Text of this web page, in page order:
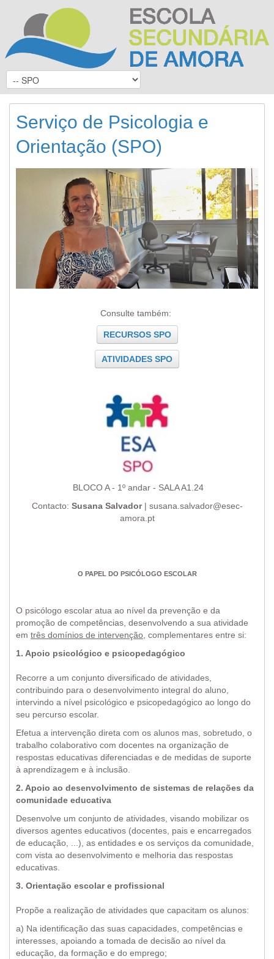
Serviço de Psicologia e
Orientação (SPO)
Consulte também:
RECURSOS SPO
ATIVIDADES SPO
BLOCO A - 1º andar - SALA A1.24
Contacto: Susana Salvador| susana.salvador@esec-
amora.pt
O PAPEL DO PSICÓLOGO ESCOLAR
O psicólogo escolar atua ao nível da prevenção e da
promoção de competências, desenvolvendo a sua atividade
em três domínios de intervenção , complementares entre si:
1. Apoio psicológico e psicopedagógico
Recorre a um conjunto diversificado de atividades,
contribuindo para o desenvolvimento integral do aluno,
intervindo a nível psicológico e psicopedagógico ao longo do
seu percurso escolar.
Efetua a intervenção direta com os alunos mas, sobretudo, o
trabalho colaborativo com docentes na organização de
respostas educativas diferenciadas e de medidas de suporte
à aprendizagem e à inclusão.
2. Apoio ao desenvolvimento de sistemas de relações da
comunidade educativa
Desenvolve um conjunto de atividades, visando mobilizar os
diversos agentes educativos (docentes, pais e encarregados
de educação, ...), as entidades e os serviços da comunidade,
com vista ao desenvolvimento e melhoria das respostas
educativas.
3. Orientação escolar e profissional
Propõe a realização de atividades que capacitam os alunos:
a) Na identificação das suas capacidades, competências e
interesses, apoiando a tomada de decisão ao nível da
educação, da formação e do emprego;